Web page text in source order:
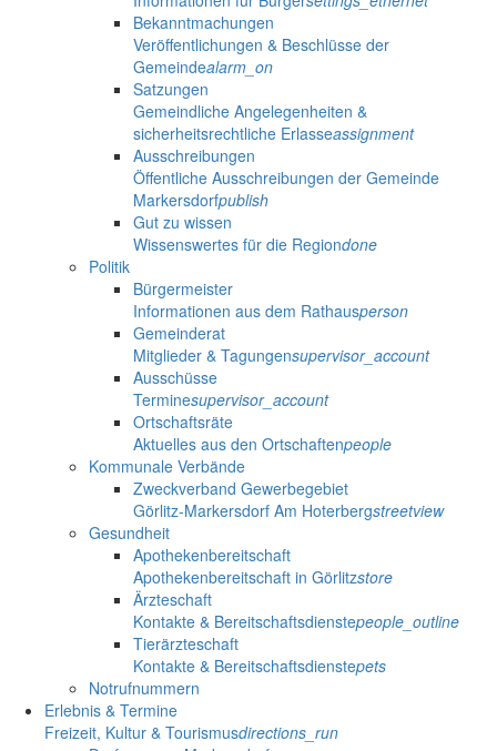
Bekanntmachungen
Veröffentlichungen & Beschlüsse der
Gemeindealarm_on
Satzungen
Gemeindliche Angelegenheiten &
sicherheitsrechtliche Erlasseassignment
Ausschreibungen
Öffentliche Ausschreibungen der Gemeinde
Markersdorfpublish
Gut zu wissen
Wissenswertes für die Regiondone
Politik
Bürgermeister
Informationen aus dem Rathausperson
Gemeinderat
Mitglieder & Tagungensupervisor_account
Ausschüsse
Terminesupervisor_account
Ortschaftsräte
Aktuelles aus den Ortschaftenpeople
Kommunale Verbände
Zweckverband Gewerbegebiet
Görlitz-Markersdorf Am Hoterbergstreetview
Gesundheit
Apothekenbereitschaft
Apothekenbereitschaft in Görlitzstore
Ärzteschaft
Kontakte & Bereitschaftsdienstepeople_outline
Tierärzteschaft
Kontakte & Bereitschaftsdienstepets
Notrufnummern
Erlebnis & Termine
Freizeit, Kultur & Tourismusdirections_run